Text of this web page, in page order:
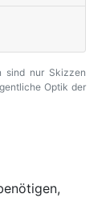
sind nur Skizzen
Optik der